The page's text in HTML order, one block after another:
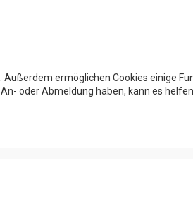
ermöglichen Cookies einige
oder Abmeldung haben, kann es